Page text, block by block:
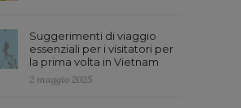
Suggerimenti di viaggio
essenziali per i visitatori per
la prima volta in Vietnam
2 maggio 2025